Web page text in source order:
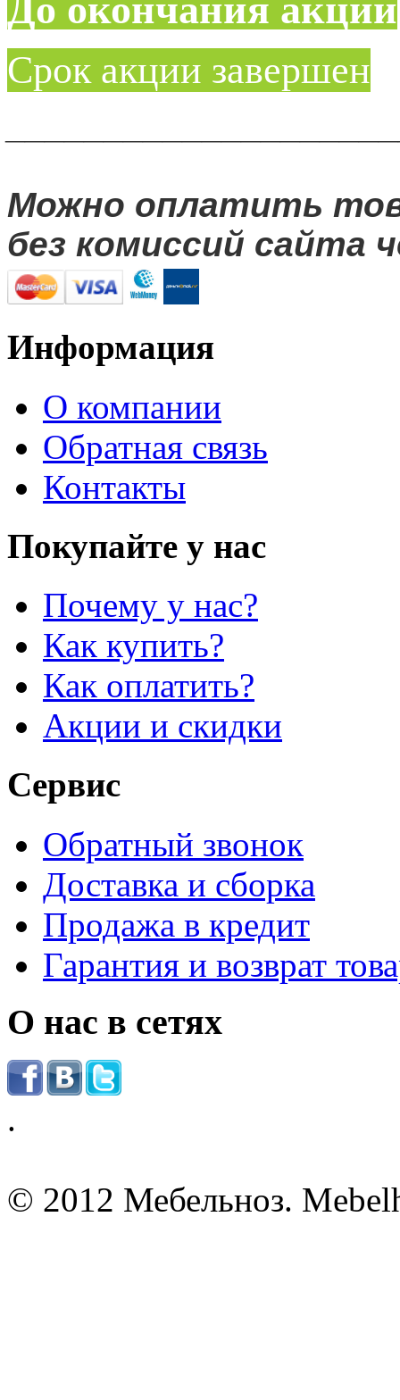
До окончания акции
Срок акции завершен
Можно оплатить
без комиссий сайта
Информация
О компании
Обратная связь
Контакты
Покупайте у нас
Почему у нас?
Как купить?
Как оплатить?
Акции и скидки
Сервис
Обратный звонок
Доставка и сборка
Продажа в кредит
Гарантия и возврат
О нас в сетях
.
© 2012 Мебельноз.